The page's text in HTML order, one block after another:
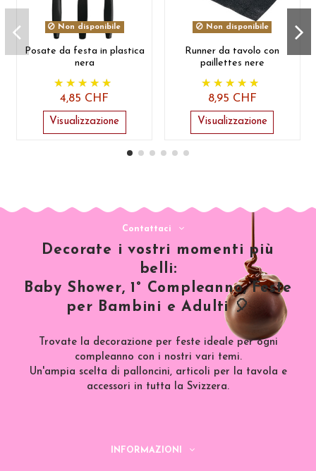
Non disponibile
Posate da festa in plastica
nera
4,85 CHF
Visualizzazione
Non disponibile
Runner da tavolo con
paillettes nere
8,95 CHF
Visualizzazione
Contattaci
Decorate i vostri momenti più
belli:
Baby Shower, 1° Compleanno, Feste
per Bambini e Adulti 🎈
Trovate la decorazione per feste ideale per ogni
compleanno con i nostri vari temi.
Un'ampia scelta di palloncini, articoli per la tavola e
accessori in tutta la Svizzera.
INFORMAZIONI